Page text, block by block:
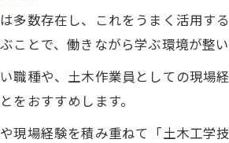
土木資格の過去
土木工学技師向
短時間で土木資
土木分野の試験
注目を集める最新土
多数存在し、これをうまく活用
ことで、働きながら学ぶ環境が整い
職種や、土木作業員としての現
をおすすめします。
現場経験を積み重ねて「土木工